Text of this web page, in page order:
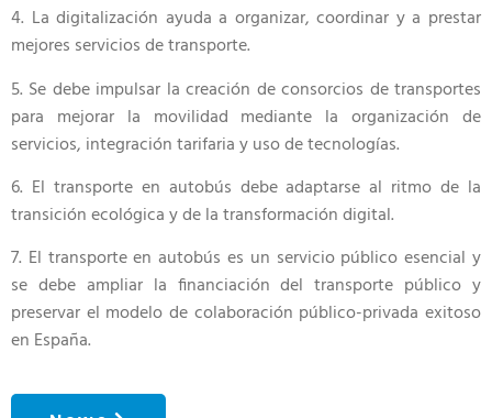
4. La digitalización ayuda a organizar, coordinar y a prestar
mejores servicios de transporte.
5. Se debe impulsar la creación de consorcios de transportes
para mejorar la movilidad mediante la organización de
servicios, integración tarifaria y uso de tecnologías.
6. El transporte en autobús debe adaptarse al ritmo de la
transición ecológica y de la transformación digital.
7. El transporte en autobús es un servicio público esencial y
se debe ampliar la financiación del transporte público y
preservar el modelo de colaboración público-privada exitoso
en España.